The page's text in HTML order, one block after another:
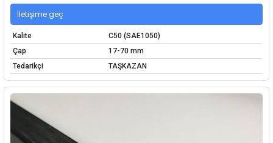
İletişime geç
Kalite
C50 (SAE1050)
Çap
17-70 mm
Tedarikçi
TAŞKAZAN